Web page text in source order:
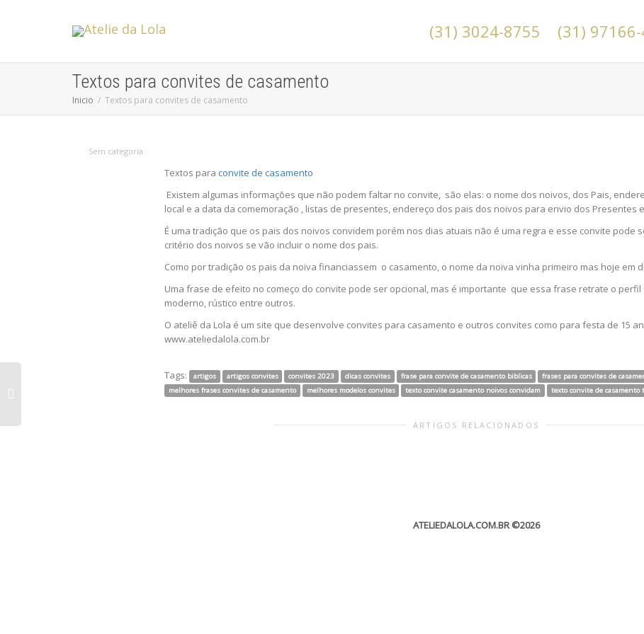
(31) 3024-8755 (31)
Textos para convites de casamento
Inicio Textos para convites de casamento
Sem categoria
Textos para convite de casamento
Existem algumas informações que não podem faltar no convite, são elas: o nome dos noivos, dos Pais,
local e a data da comemoração , listas de presentes, endereço dos pais dos noivos para envio dos Presentes
É uma tradição que os pais dos noivos convidem porém nos dias atuais não é uma regra e esse convite
critério dos noivos se vão incluir o nome dos pais.
Como por tradição os pais da noiva financiassem o casamento, o nome da noiva vinha primeiro mas hoje em
Uma frase de efeito no começo do convite pode ser opcional, mas é importante que essa frase retrate o
moderno, rústico entre outros.
O ateliê da Lola é um site que desenvolve convites para casamento e outros convites como para festa de 15
www.ateliedalola.com.br
Tags: artigos artigos convites convites 2023 dicas convites frase para convite de casamento biblicas frases para convites de
melhores frases convites de casamento
melhores modelos convites texto convite casamento noivos convidam texto convite de casamento
ARTIGOS RELACIONADOS
ATELIEDALOLA.COM.BR©2026